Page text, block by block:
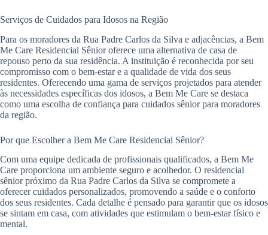
Serviços de Cuidados para Idosos na Região
Para os moradores da Rua Padre Carlos da Silva e adjacências, a Bem
Me Care Residencial Sênior oferece uma alternativa de casa de
repouso perto da sua residência. A instituição é reconhecida por seu
compromisso com o bem-estar e a qualidade de vida dos seus
residentes. Oferecendo uma gama de serviços projetados para atender
às necessidades específicas dos idosos, a Bem Me Care se destaca
como uma escolha de confiança para cuidados sênior para moradores
da região.
Por que Escolher a Bem Me Care Residencial Sênior?
Com uma equipe dedicada de profissionais qualificados, a Bem Me
Care proporciona um ambiente seguro e acolhedor. O residencial
sênior próximo da Rua Padre Carlos da Silva se compromete a
oferecer cuidados personalizados, promovendo a saúde e o conforto
dos seus residentes. Cada detalhe é pensado para garantir que os idosos
se sintam em casa, com atividades que estimulam o bem-estar físico e
mental.